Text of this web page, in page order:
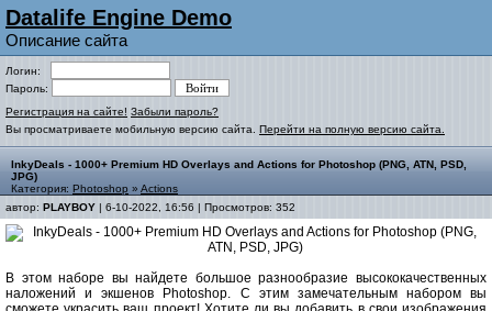
Datalife Engine Demo
Описание сайта
Логин:
Пароль:
Регистрация на сайте! Забыли пароль?
Вы просматриваете мобильную версию сайта. Перейти на полную версию сайта.
InkyDeals - 1000+ Premium HD Overlays and Actions for Photoshop (PNG, ATN, PSD,
JPG)
Категория: Photoshop » Actions
автор: PLAYBOY | 6-10-2022, 16:56 | Просмотров: 352
В этом наборе вы найдете большое разнообразие высококачественных
наложений и экшенов Photoshop. С этим замечательным набором вы